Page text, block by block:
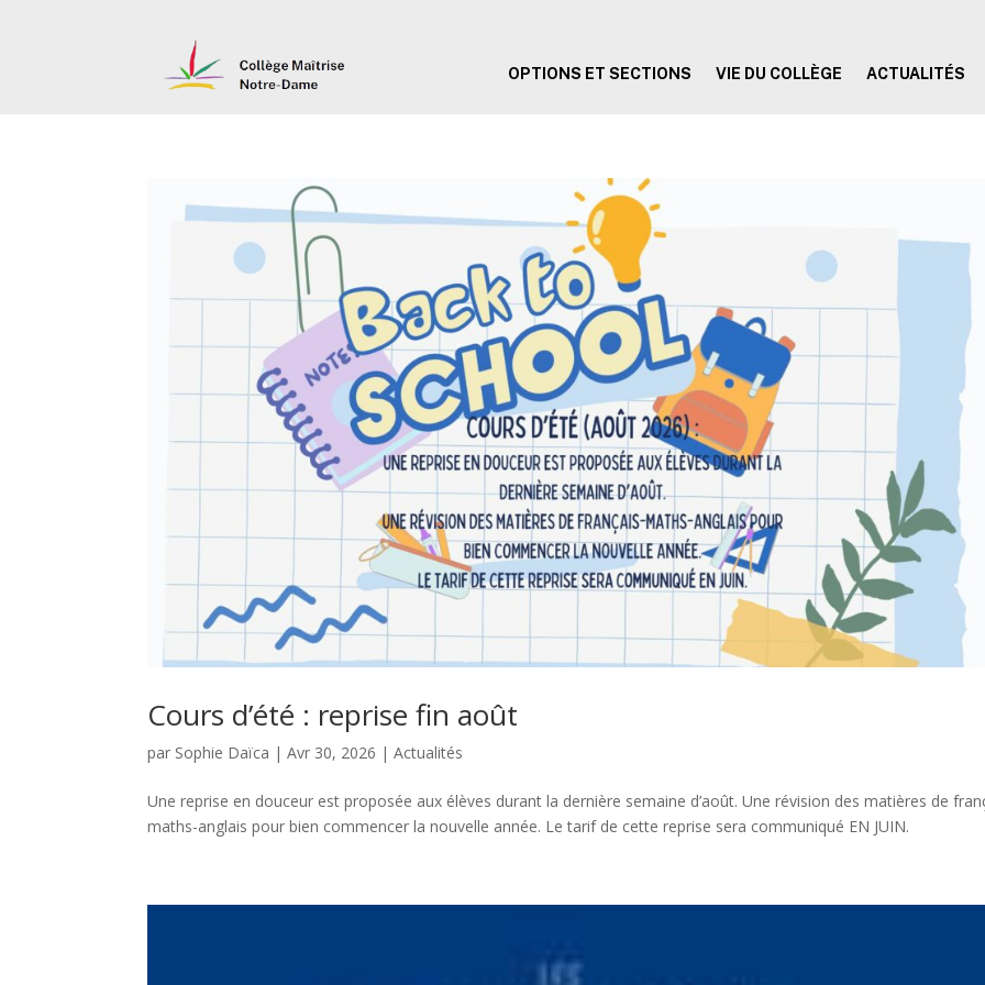
OPTIONS ET SECTIONS VIE DU COLLÈGE ACTUALITÉS
Cours d’été : reprise fin août
par Sophie Daïca |Avr 30, 2026 |Actualités
Une reprise en douceur est proposée aux élèves durant la dernière semaine d’août. Une révision des matières de
maths-anglais pour bien commencer la nouvelle année. Le tarif de cette reprise sera communiqué EN JUIN.